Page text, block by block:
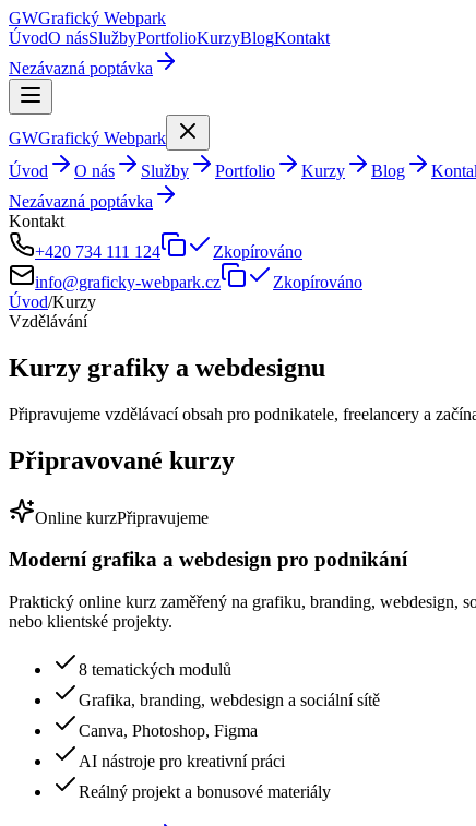
GWGrafický Webpark
ÚvodO násSlužbyPortfolioKurzyBlogKontakt
Nezávazná poptávka
GWGrafický Webpark
Úvod
O nás Služby Portfolio Kurzy Blog
Nezávazná poptávka
Kontakt
+420 734 111 124
Zkopírováno
info@graficky-webpark.cz
Zkopírováno
Úvod/Kurzy
Vzdělávání
Kurzy grafiky a webdesignu
Připravujeme vzdělávací obsah pro podnikatele, freelancery a
Připravované kurzy
Online kurzPřipravujeme
Moderní grafika a webdesign pro podnikání
Praktický online kurz zaměřený na grafiku, branding, webdesign,
nebo klientské projekty.
8 tematických modulů
Grafika, branding, webdesign a sociální sítě
Canva, Photoshop, Figma
AI nástroje pro kreativní práci
Reálný projekt a bonusové materiály